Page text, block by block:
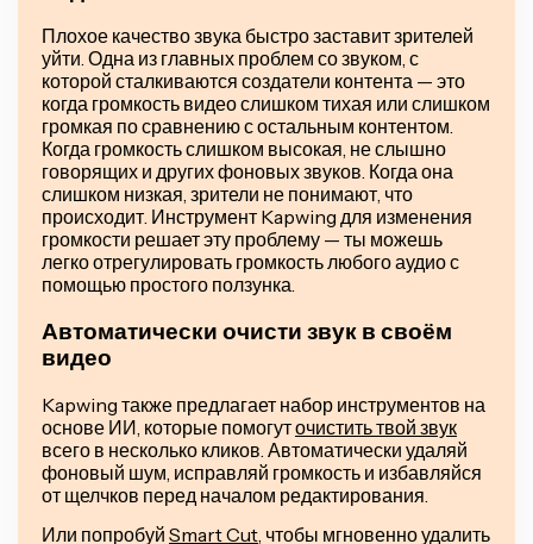
Плохое качество звука быстро заставит зрителей
уйти. Одна из главных проблем со звуком, с
которой сталкиваются создатели контента — это
когда громкость видео слишком тихая или слишком
громкая по сравнению с остальным контентом.
Когда громкость слишком высокая, не слышно
говорящих и других фоновых звуков. Когда она
слишком низкая, зрители не понимают, что
происходит. Инструмент Kapwing для изменения
громкости решает эту проблему — ты можешь
легко отрегулировать громкость любого аудио с
помощью простого ползунка.
Автоматически очисти звук в своём
видео
Kapwing также предлагает набор инструментов на
основе ИИ, которые помогуточистить твой звук
всего в несколько кликов. Автоматически удаляй
фоновый шум, исправляй громкость и избавляйся
от щелчков перед началом редактирования.
Или попробуй Smart Cut , чтобы мгновенно удалить